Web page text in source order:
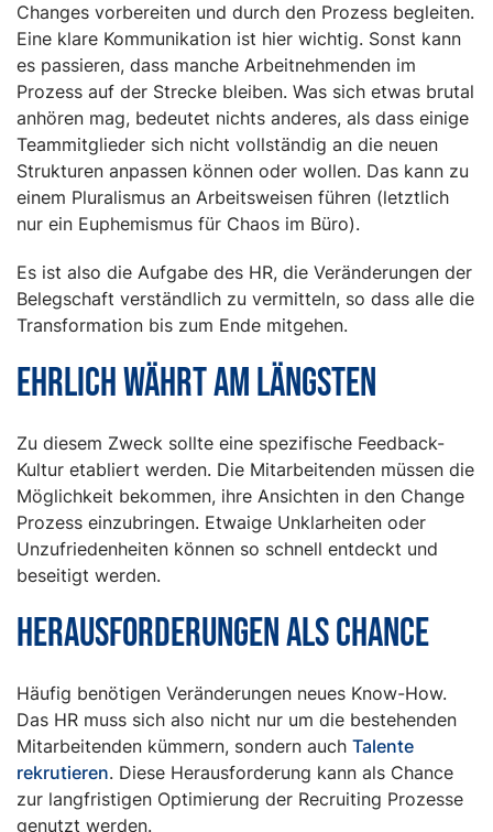
Changes vorbereiten und durch den Prozess begleiten.
Eine klare Kommunikation ist hier wichtig. Sonst kann
es passieren, dass manche Arbeitnehmenden im
Prozess auf der Strecke bleiben. Was sich etwas brutal
anhören mag, bedeutet nichts anderes, als dass einige
Teammitglieder sich nicht vollständig an die neuen
Strukturen anpassen können oder wollen. Das kann zu
einem Pluralismus an Arbeitsweisen führen (letztlich
nur ein Euphemismus für Chaos im Büro).
Es ist also die Aufgabe des HR, die Veränderungen der
Belegschaft verständlich zu vermitteln, so dass alle die
Transformation bis zum Ende mitgehen.
Ehrlich währt am längsten
Zu diesem Zweck sollte eine spezifische Feedback-
Kultur etabliert werden. Die Mitarbeitenden müssen die
Möglichkeit bekommen, ihre Ansichten in den Change
Prozess einzubringen. Etwaige Unklarheiten oder
Unzufriedenheiten können so schnell entdeckt und
beseitigt werden.
Herausforderungen als Chance
Häufig benötigen Veränderungen neues Know-How.
Das HR muss sich also nicht nur um die bestehenden
Mitarbeitenden kümmern, sondern auch Talente
rekrutieren. Diese Herausforderung kann als Chance
zur langfristigen Optimierung der Recruiting Prozesse
genutzt werden.